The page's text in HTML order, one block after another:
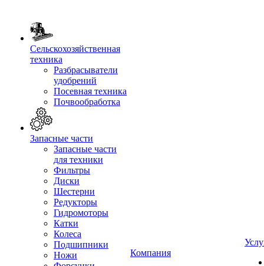
Сельскохозяйственная
техника
Разбрасыватели
удобрений
Посевная техника
Почвообработка
Запасные части
Запасные части
для техники
Фильтры
Диски
Шестерни
Редукторы
Гидромоторы
Катки
Колеса
Подшипники
Ножи
Компания